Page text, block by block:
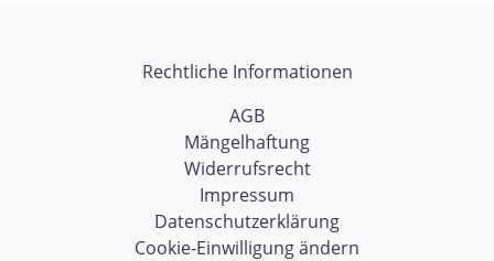
Rechtliche Informationen
AGB
Mängelhaftung
Widerrufsrecht
Impressum
Datenschutzerklärung
Cookie-Einwilligung ändern